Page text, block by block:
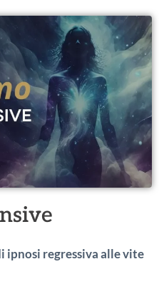
ipnosi regressiva alle vite